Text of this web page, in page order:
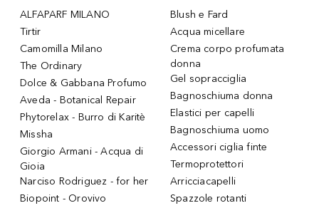
ALFAPARF MILANO
Tirtir
Camomilla Milano
The Ordinary
Dolce & Gabbana Profumo
Aveda - Botanical Repair
Phytorelax - Burro di Karitè
Missha
Giorgio Armani - Acqua di
Gioia
Narciso Rodriguez - for her
Biopoint - Orovivo
Blush e Fard
Acqua micellare
Crema corpo profumata
donna
Gel sopracciglia
Bagnoschiuma donna
Elastici per capelli
Bagnoschiuma uomo
Accessori ciglia finte
Termoprotettori
Arricciacapelli
Spazzole rotanti